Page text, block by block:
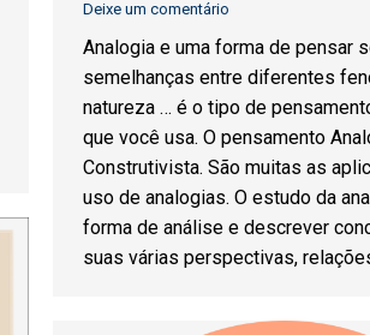
Deixe um comentário
Analogia e uma forma de pensar
semelhanças entre diferentes
natureza … é o tipo de
que você usa. O pensamento
Construtivista. São muitas as
uso de analogias. O estudo da
forma de análise e descrever
suas várias perspectivas,